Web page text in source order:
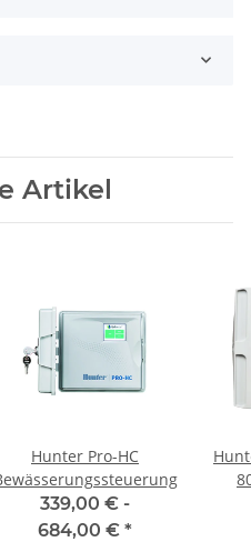
Artikel
Hunter Pro-HC
339,00 € -
684,00 € *